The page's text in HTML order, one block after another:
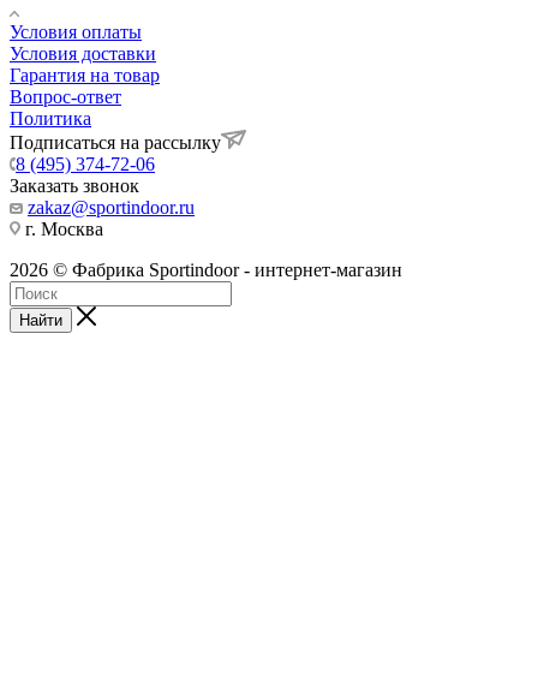
Условия оплаты
Условия доставки
Гарантия на товар
Вопрос-ответ
Политика
Подписаться на рассылку
8 (495) 374-72-06
Заказать звонок
zakaz@sportindoor.ru
г. Москва
2026 © Фабрика Sportindoor - интернет-магазин
Найти